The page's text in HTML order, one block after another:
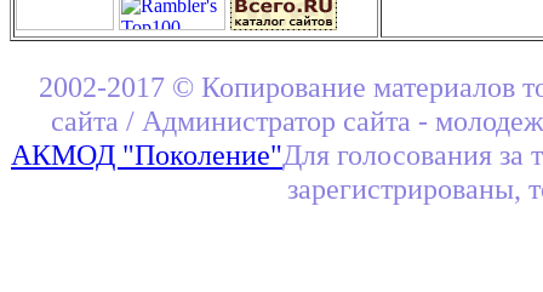
2002-2017 © Копирование материалов
сайта / Администратор сайта -
АКМОД "Поколение"Для голосования за
зарегистрированы,